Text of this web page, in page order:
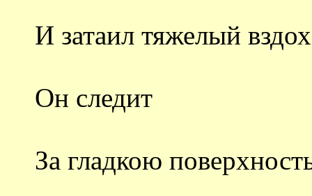
И затаил тяжелый
Он следит
За гладкою